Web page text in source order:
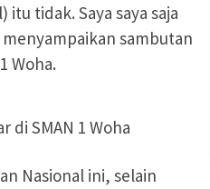
tidak. Saya saya saja
sambutan
Woha.
di SMAN 1 Woha
Nasional ini, selain